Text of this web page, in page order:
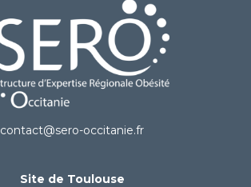
contact@sero-occitanie.fr
Site de Toulouse